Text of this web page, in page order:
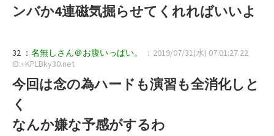
ンバか4連磁気掘らせてくれればいいよ
32 ： 名無しさん＠お腹いっぱい。
：2019/07/31(水) 07:01:27.22
ID:+KPLBky30.net
今回は念の為ハードも演習も全消化しと
く
なんか嫌な予感がするわ